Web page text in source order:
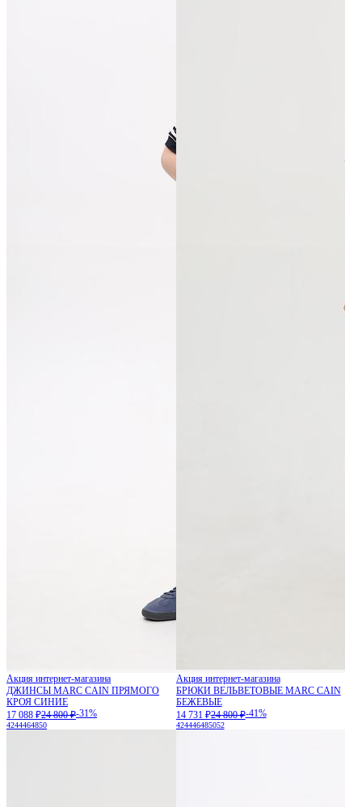
Акция интернет-магазина
ДЖИНСЫ MARC CAIN ПРЯМОГО
КРОЯ СИНИЕ
17 088 ₽24 800 ₽-31%
4244464850
Акция интернет-магазина
БРЮКИ ВЕЛЬВЕТОВЫЕ MARC CAIN
БЕЖЕВЫЕ
14 731 ₽24 800 ₽-41%
424446485052